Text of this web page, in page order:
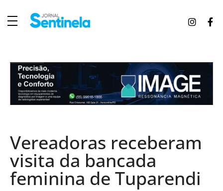
Vereadoras receberam
visita da bancada
feminina de Tuparendi